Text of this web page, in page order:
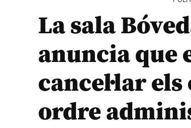
La sala
anuncia que
cancel·lar
ordre